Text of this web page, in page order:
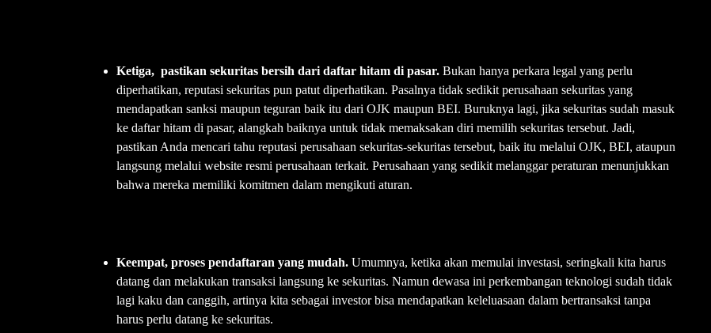
Ketiga, pastikan sekuritas bersih dari daftar hitam di pasar. Bukan hanya perkara legal yang perlu
diperhatikan, reputasi sekuritas pun patut diperhatikan. Pasalnya tidak sedikit perusahaan sekuritas yang
mendapatkan sanksi maupun teguran baik itu dari OJK maupun BEI. Buruknya lagi, jika sekuritas sudah masuk
ke daftar hitam di pasar, alangkah baiknya untuk tidak memaksakan diri memilih sekuritas tersebut. Jadi,
pastikan Anda mencari tahu reputasi perusahaan sekuritas-sekuritas tersebut, baik itu melalui OJK, BEI, ataupun
langsung melalui website resmi perusahaan terkait. Perusahaan yang sedikit melanggar peraturan menunjukkan
bahwa mereka memiliki komitmen dalam mengikuti aturan.
Keempat, proses pendaftaran yang mudah. Umumnya, ketika akan memulai investasi, seringkali kita harus
datang dan melakukan transaksi langsung ke sekuritas. Namun dewasa ini perkembangan teknologi sudah tidak
lagi kaku dan canggih, artinya kita sebagai investor bisa mendapatkan keleluasaan dalam bertransaksi tanpa
harus perlu datang ke sekuritas.